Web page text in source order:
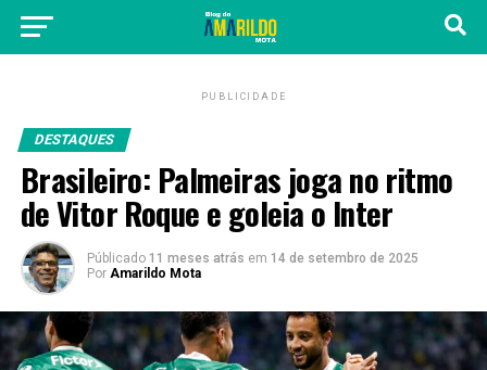
PUBLICIDADE
DESTAQUES
Brasileiro: Palmeiras joga no ritmo
de Vitor Roque e goleia o Inter
Públicado 11 meses atrás em 14 de setembro de 2025
Por Amarildo Mota